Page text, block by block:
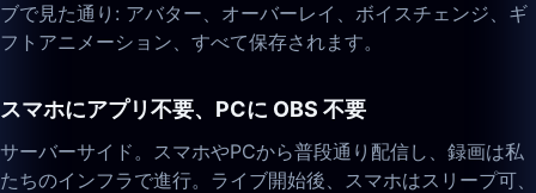
ブで見た通り: アバター、オーバーレイ、ボイスチェンジ、ギ
フトアニメーション、すべて保存されます。
スマホにアプリ不要、PCに OBS 不要
サーバーサイド。スマホやPCから普段通り配信し、録画は私
たちのインフラで進行。ライブ開始後、スマホはスリープ可、